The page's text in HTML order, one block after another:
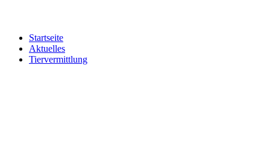
Startseite
Aktuelles
Tiervermittlung